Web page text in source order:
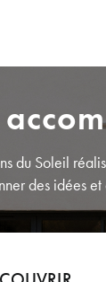
du Soleil
des idées et